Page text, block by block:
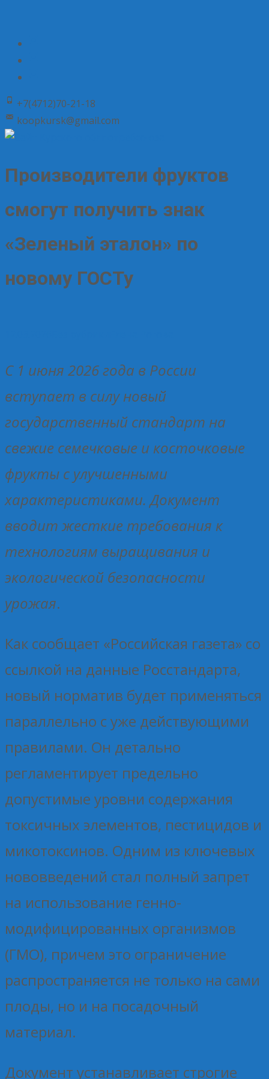
+7(4712)70-21-18
koopkursk@gmail.com
Производители фруктов
смогут получить знак
«Зеленый эталон» по
новому ГОСТу
С 1 июня 2026 года в России
вступает в силу новый
государственный стандарт на
свежие семечковые и косточковые
фрукты с улучшенными
характеристиками. Документ
вводит жесткие требования к
технологиям выращивания и
экологической безопасности
урожая.
Как сообщает «Российская газета» со
ссылкой на данные Росстандарта,
новый норматив будет применяться
параллельно с уже действующими
правилами. Он детально
регламентирует предельно
допустимые уровни содержания
токсичных элементов, пестицидов и
микотоксинов. Одним из ключевых
нововведений стал полный запрет
на использование генно-
модифицированных организмов
(ГМО), причем это ограничение
распространяется не только на сами
плоды, но и на посадочный
материал.
Документ устанавливает строгие